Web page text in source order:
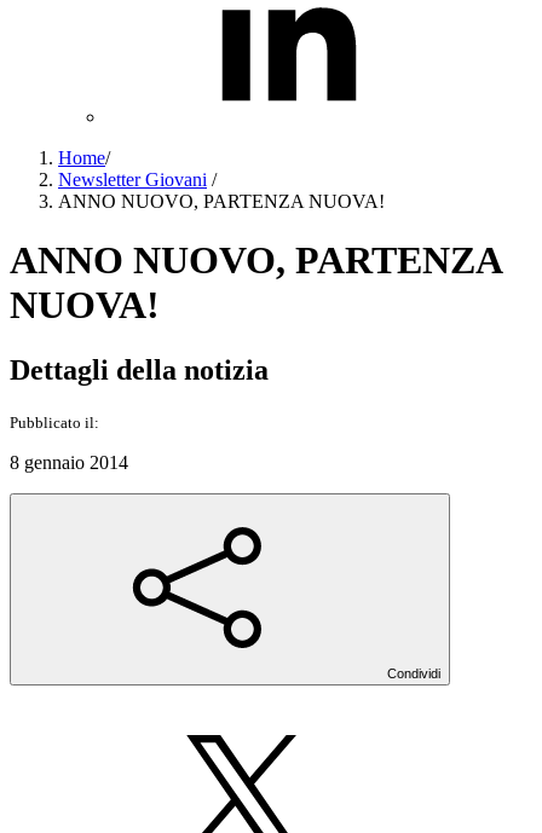
Home/
Newsletter Giovani /
ANNO NUOVO, PARTENZA NUOVA!
ANNO NUOVO, PARTENZA
NUOVA!
Dettagli della notizia
Pubblicato il:
8 gennaio 2014
Condividi